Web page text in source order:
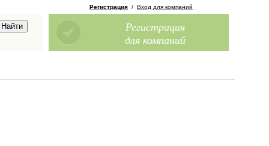
Регистрация / Вход для компаний
Регистрация
для компаний